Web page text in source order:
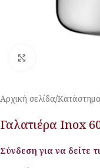
Αρχική σελίδα/
Γαλατιέρα Inox
Σύνδεση για να δείτε